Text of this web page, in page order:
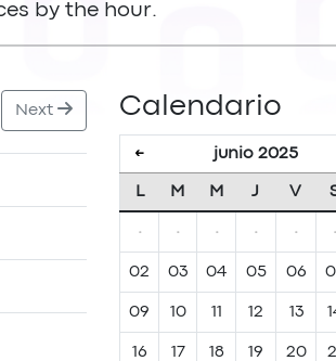
by the hour.
Next Calendario
← junio 2025
L M M J V
· · · · · ·
02 03 04 05 06
09 10 11 12 13
16 17 18 19 20